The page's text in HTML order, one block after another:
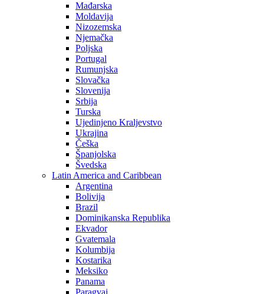
Mađarska
Moldavija
Nizozemska
Njemačka
Poljska
Portugal
Rumunjska
Slovačka
Slovenija
Srbija
Turska
Ujedinjeno Kraljevstvo
Ukrajina
Češka
Španjolska
Švedska
Latin America and Caribbean
Argentina
Bolivija
Brazil
Dominikanska Republika
Ekvador
Gvatemala
Kolumbija
Kostarika
Meksiko
Panama